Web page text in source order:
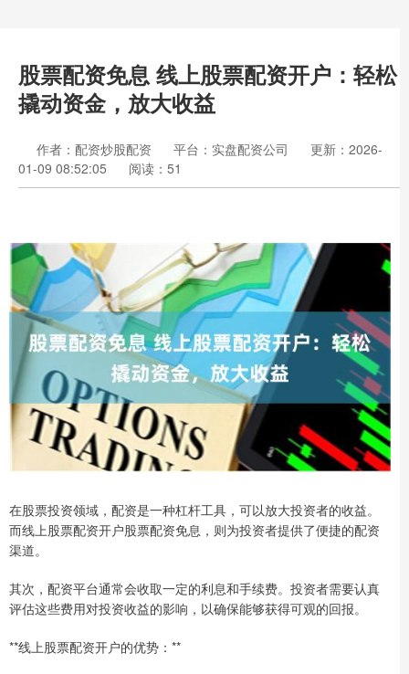
股票配资免息 线上股票配资开户：轻松
撬动资金，放大收益
作者：配资炒股配资 平台：实盘配资公司
更新：2026-
01-09 08:52:05
阅读：51
在股票投资领域，配资是一种杠杆工具，可以放大投资者的收益。
而线上股票配资开户股票配资免息，则为投资者提供了便捷的配资
渠道。
其次，配资平台通常会收取一定的利息和手续费。投资者需要认真
评估这些费用对投资收益的影响，以确保能够获得可观的回报。
**线上股票配资开户的优势：**